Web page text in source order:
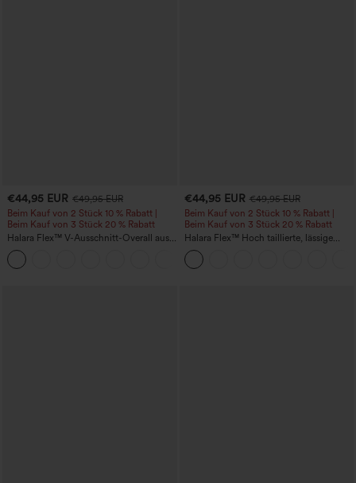
€44,95 EUR €49,95 EUR
Beim Kauf von 2 Stück 10 % Rabatt |
Beim Kauf von 3 Stück 20 % Rabatt
Halara Flex™ V-Ausschnitt-Overall aus
gewaschenem Denim mit Taschen –
lässig
€44,95 EUR €49,95 EUR
Beim Kauf von 2 Stück 10 % Rabatt |
Beim Kauf von 3 Stück 20 % Rabatt
Halara Flex™ Hoch taillierte, lässige
Jeans mit Taschen, umgekrempeltem
Saum, weitem Bein und verwaschenem
Finish